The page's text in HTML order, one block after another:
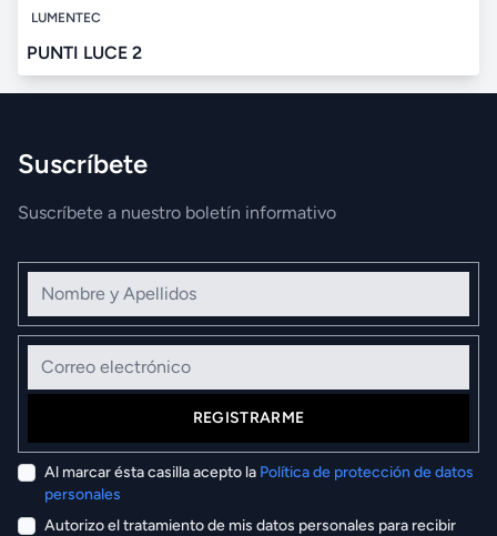
LUMENTEC
PUNTI LUCE 2
Suscríbete
Suscríbete a nuestro boletín informativo
Nombre y Apellidos
Correo electrónico
REGISTRARME
Al marcar ésta casilla acepto la Política de protección de datos
personales
Autorizo el tratamiento de mis datos personales para recibir